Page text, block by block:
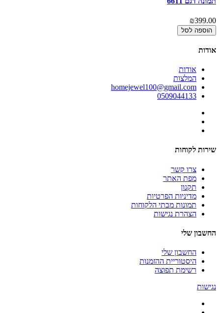
₪399.00
הוספה לסל
אודות
אודות
המלצות
homejewel100@gmail.com
0509044133
שירות לקוחות
צרו קשר
מפת האתר
תקנון
מדיניות הפרטיות
תמונות מבתי הלקוחות
הצהרת נגישות
החשבון שלי
החשבון שלי
היסטוריית ההזמנות
רשימת תפוצה
נגישות